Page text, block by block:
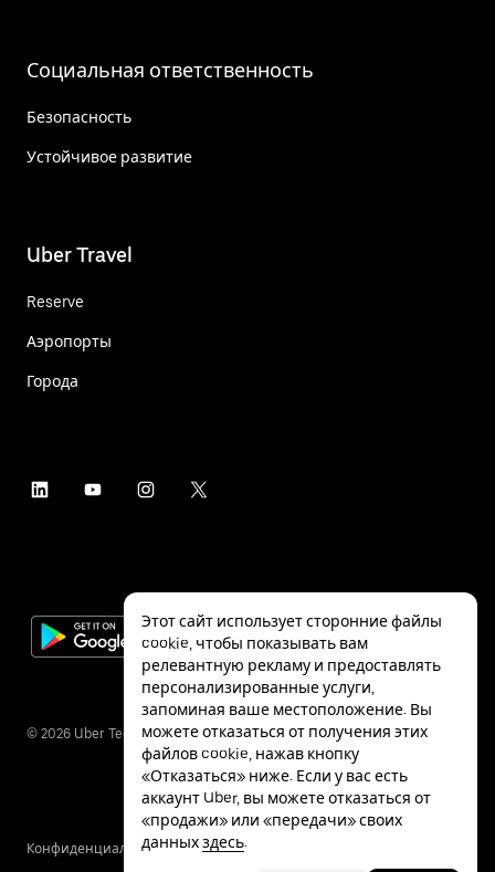
Социальная ответственность
Безопасность
Устойчивое развитие
Uber Travel
Reserve
Аэропорты
Города
© 2026 Uber Technologies Inc.
КонфиденциальностьСпециальные
Этот сайт использует сторонние файлы
cookie, чтобы показывать вам
релевантную рекламу и предоставлять
персонализированные услуги,
запоминая ваше местоположение. Вы
можете отказаться от получения этих
файлов cookie, нажав кнопку
«Отказаться» ниже. Если у вас есть
аккаунт Uber, вы можете отказаться от
«продажи» или «передачи» своих
данныхздесь.